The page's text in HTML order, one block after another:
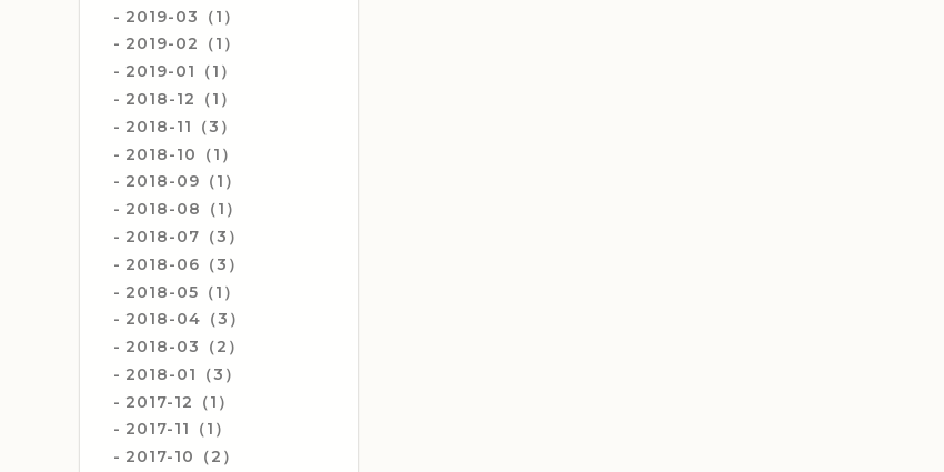
2019-03（1）
2019-02（1）
2019-01（1）
2018-12（1）
2018-11（3）
2018-10（1）
2018-09（1）
2018-08（1）
2018-07（3）
2018-06（3）
2018-05（1）
2018-04（3）
2018-03（2）
2018-01（3）
2017-12（1）
2017-11（1）
2017-10（2）